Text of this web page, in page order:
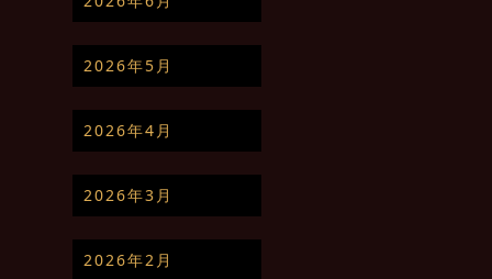
2026年5月
2026年4月
2026年3月
2026年2月